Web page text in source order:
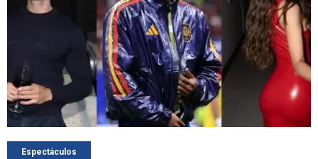
Espectáculos